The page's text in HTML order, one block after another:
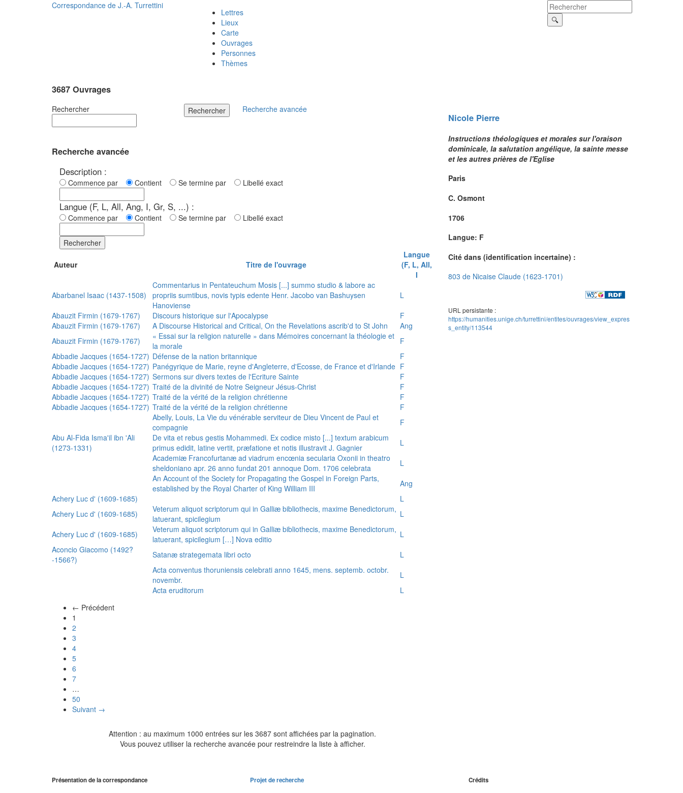
Correspondance de J.-A. Turrettini
Lettres
Lieux
Carte
Ouvrages
Personnes
Thèmes
3687 Ouvrages
Rechercher Rechercher Recherche avancée
Recherche avancée
Description :
Commence par Contient Se termine par Libellé exact
Langue (F, L, All, Ang, I, Gr, S, ...) :
Commence par Contient Se termine par Libellé exact
Rechercher
Auteur Titre de l'ouvrage
Langue
(F, L, All,
I
Abarbanel Isaac (1437-1508)
Commentarius in Pentateuchum Mosis [...] summo studio & labore ac
propriis sumtibus, novis typis edente Henr. Jacobo van Bashuysen
Hanoviense
L
Abauzit Firmin (1679-1767)
Discours historique sur l'Apocalypse
F
Abauzit Firmin (1679-1767)
A Discourse Historical and Critical, On the Revelations ascrib'd to St John
Ang
Abauzit Firmin (1679-1767)
« Essai sur la religion naturelle » dans Mémoires concernant la théologie et
la morale
F
Abbadie Jacques (1654-1727) Défense de la nation britannique
F
Abbadie Jacques (1654-1727) Panégyrique de Marie, reyne d'Angleterre, d'Ecosse, de France et d'Irlande F
Abbadie Jacques (1654-1727) Sermons sur divers textes de l'Ecriture Sainte
F
Abbadie Jacques (1654-1727) Traité de la divinité de Notre Seigneur Jésus-Christ
F
Abbadie Jacques (1654-1727) Traité de la vérité de la religion chrétienne
F
Abbadie Jacques (1654-1727) Traité de la vérité de la religion chrétienne
F
Abelly, Louis, La Vie du vénérable serviteur de Dieu Vincent de Paul et
compagnie
F
Abu Al-Fida Isma'il ibn 'Ali
(1273-1331)
De vita et rebus gestis Mohammedi. Ex codice misto [...] textum arabicum
primus edidit, latine vertit, præfatione et notis illustravit J. Gagnier
L
Academiæ Francofurtanæ ad viadrum encœnia secularia Oxonii in theatro
sheldoniano apr. 26 anno fundat 201 annoque Dom. 1706 celebrata
L
An Account of the Society for Propagating the Gospel in Foreign Parts,
established by the Royal Charter of King William III
Ang
Achery Luc d' (1609-1685)
L
Achery Luc d' (1609-1685)
Veterum aliquot scriptorum qui in Galliæ bibliothecis, maxime Benedictorum,
latuerant, spicilegium
L
Achery Luc d' (1609-1685)
Veterum aliquot scriptorum qui in Galliæ bibliothecis, maxime Benedictorum,
latuerant, spicilegium […] Nova editio
L
Aconcio Giacomo (1492?
-1566?)
Satanæ strategemata libri octo
L
Acta conventus thoruniensis celebrati anno 1645, mens. septemb. octobr.
novembr.
L
Acta eruditorum
L
← Précédent
1
2
3
4
5
6
7
…
50
Suivant →
Attention : au maximum 1000 entrées sur les 3687 sont affichées par la pagination.
Vous pouvez utiliser la recherche avancée pour restreindre la liste à afficher.
Nicole Pierre
Instructions théologiques et morales sur l'oraison
dominicale, la salutation angélique, la sainte messe
et les autres prières de l'Eglise
Paris
C. Osmont
1706
Langue: F
Cité dans (identification incertaine) :
803 de Nicaise Claude (1623-1701)
URL persistante :
https://humanities.unige.ch/turrettini/entites/ouvrages/view_expres
s_entity/113544
Présentation de la correspondance Projet de recherche Crédits